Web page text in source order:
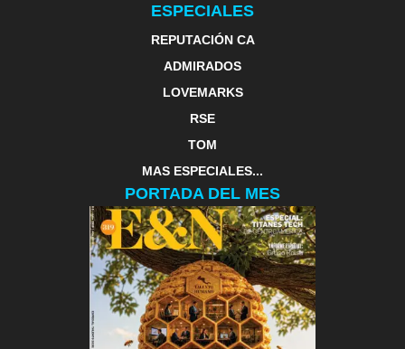
ESPECIALES
REPUTACIÓN CA
ADMIRADOS
LOVEMARKS
RSE
TOM
MAS ESPECIALES...
PORTADA DEL MES